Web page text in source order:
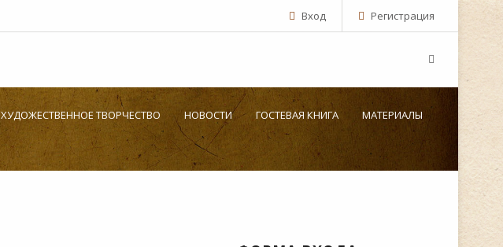
Вход Регистрация
ХУДОЖЕСТВЕННОЕ ТВОРЧЕСТВО НОВОСТИ ГОСТЕВАЯ КНИГА МАТЕРИАЛЫ